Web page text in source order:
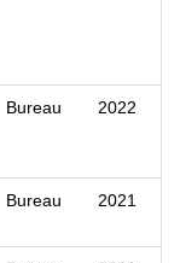
Bureau 2022
Bureau 2021